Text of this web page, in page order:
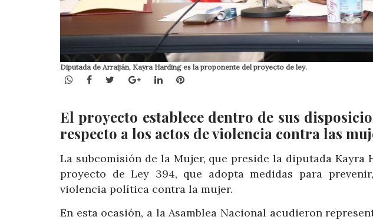
Diputada de Arraiján, Kayra Harding es la proponente del proyecto de ley.
WhatsApp
Facebook
TwitterGoogle+LinkedInPinterest
El proyecto establece dentro de sus
respecto a los actos de violencia contra las
La subcomisión de la Mujer, que preside la diputada
proyecto de Ley 394, que adopta medidas para
violencia política contra la mujer.
En esta ocasión, a la Asamblea Nacional acudieron